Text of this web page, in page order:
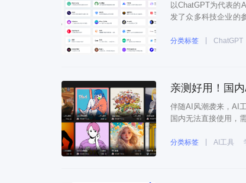
以ChatGPT为代表的
发了众多科技企业的
这些平台的功能强大
分类标签 ChatGPT
亲测好用！国
伴随AI风潮袭来，AI
国内无法直接使用，
ChatGpt的A
分类标签 AI工具